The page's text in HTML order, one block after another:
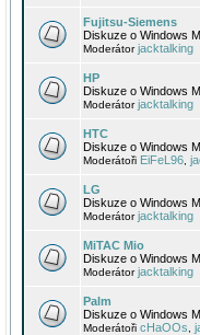
Fujitsu-Siemens
Diskuze o Windows
Moderátorjacktalking
HP
Diskuze o Windows
Moderátorjacktalking
HTC
Diskuze o Windows
Moderátoři EiFeL96
LG
Diskuze o Windows
Moderátorjacktalking
MiTAC Mio
Diskuze o Windows
Moderátorjacktalking
Palm
Diskuze o Windows
Moderátoři cHaOOs